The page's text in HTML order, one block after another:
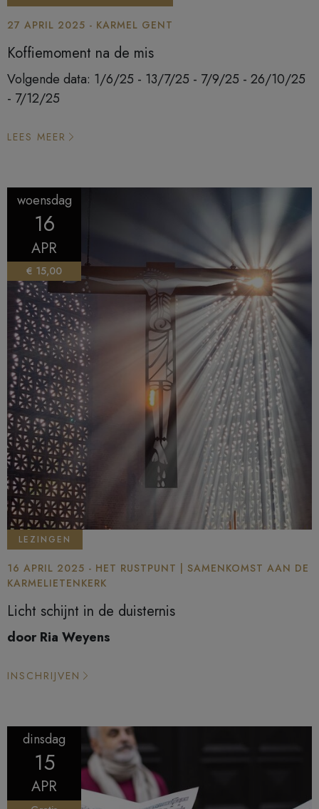
27 APRIL 2025 - KARMEL GENT
Koffiemoment na de mis
Volgende data: 1/6/25 - 13/7/25 - 7/9/25 - 26/10/25
- 7/12/25
LEES MEER
woensdag
16
APR
€ 15,00
LEZINGEN
16 APRIL 2025 - HET RUSTPUNT | SAMENKOMST AAN DE
KARMELIETENKERK
Licht schijnt in de duisternis
door Ria Weyens
INSCHRIJVEN
dinsdag
15
APR